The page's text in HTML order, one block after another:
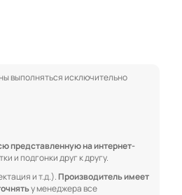
выполняться исключительно
представленную на интернет-
и подгонки друг к другу.
и т.д.). Производитель имеет
у менеджера все